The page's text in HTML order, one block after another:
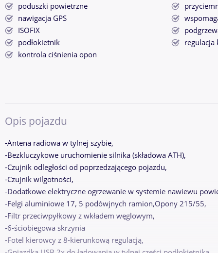
poduszki powietrzne
nawigacja GPS
ISOFIX
podłokietnik
regulacja
kontrola ciśnienia opon
Opis pojazdu
-Antena radiowa w tylnej szybie,
-Bezkluczykowe uruchomienie silnika (składowa ATH),
-Czujnik odległości od poprzedzającego pojazdu,
-Czujnik wilgotności,
-Dodatkowe elektryczne ogrzewanie w systemie nawiewu
-Felgi aluminiowe 17, 5 podówjnych ramion,Opony 215/55,
-Filtr przeciwpyłkowy z wkładem węglowym,
-6-ściobiegowa skrzynia
-Fotel kierowcy z 8-kierunkową regulacją,